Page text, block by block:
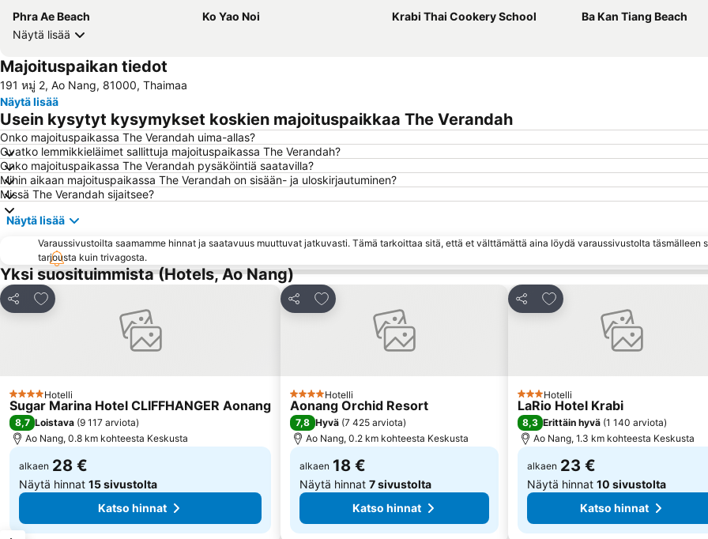
Phra Ae Beach
Ko Yao Noi Krabi Thai Cookery School
Ba Kan Tiang Beach
Näytä lisää
Majoituspaikan tiedot
191 หมู่ 2, Ao Nang, 81000, Thaimaa
Näytä lisää
Usein kysytyt kysymykset koskien majoituspaikkaa The Verandah
Onko majoituspaikassa The Verandah uima-allas?
Ovatko lemmikkieläimet sallittuja majoituspaikassa The Verandah?
Onko majoituspaikassa The Verandah pysäköintiä saatavilla?
Mihin aikaan majoituspaikassa The Verandah on sisään- ja uloskirjautuminen?
Missä The Verandah sijaitsee?
Näytä lisää
Varaussivustoilta saamamme hinnat ja saatavuus muuttuvat jatkuvasti. Tämä tarkoittaa sitä, että et välttämättä aina löydä varaussivustolta täsmälleen
tarjousta kuin trivagosta.
Yksi suosituimmista (Hotels, Ao Nang)
Jaa
Lisää suosikkeihin
4 Tähtiluokitus
Hotelli
Sugar Marina Hotel CLIFFHANGER Aonang
8,7 Loistava (9 117 arviota)
Ao Nang, 0.8 km kohteesta Keskusta
alkaen 28 €
Näytä hinnat 15 sivustolta
Katso hinnat
Jaa
Lisää suosikkeihin
4 Tähtiluokitus
Hotelli
Aonang Orchid Resort
7,8 Hyvä (7 425 arviota)
Ao Nang, 0.2 km kohteesta Keskusta
alkaen 18 €
Näytä hinnat 7 sivustolta
Katso hinnat
Jaa
Lisää suosikkeihin
3 Tähtiluokitus
Hotelli
LaRio Hotel Krabi
8,3 Erittäin hyvä (1 140 arviota)
Ao Nang, 1.3 km kohteesta Keskusta
alkaen 23 €
Näytä hinnat 10 sivustolta
Katso hinnat